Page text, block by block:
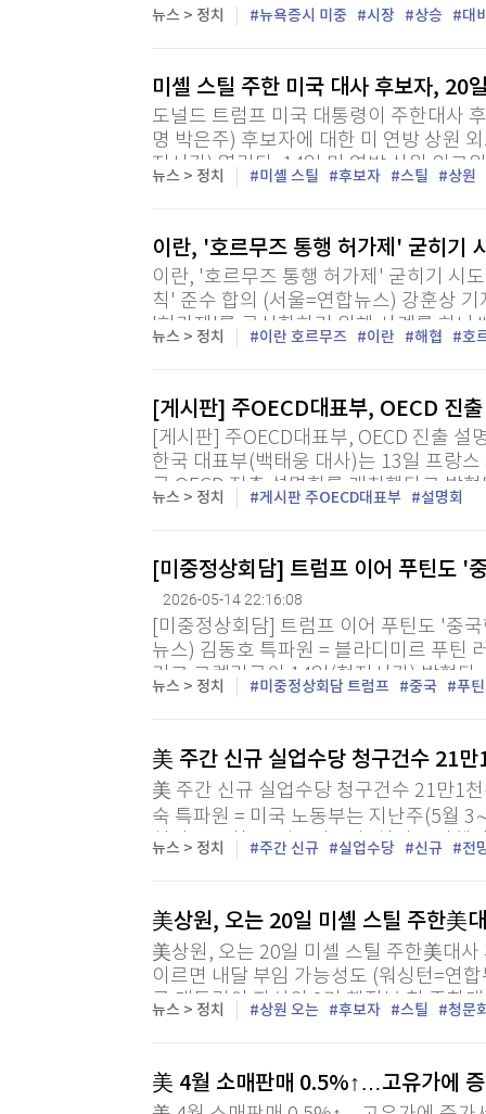
다. 14일(현지시간) 오전 9시 39분 현재
지수는 전장보다 290.66포인트(0.58%)
뉴스 > 정치 뉴욕증시 미중 시장 상승 대
미셸 스틸 주한 미국 대사 후보자, 20
도널드 트럼프 미국 대통령이 주한대사
명 박은주) 후보자에 대한 미 연방 상원
지시간) 열린다. 14일 미 연방 상원 외교
20일에 스틸 후보자를 비롯해 마이클 마
뉴스 > 정치 미셸 스틸 후보자 스틸 상원
이란, '호르무즈 통행 허가제' 굳히기
이란, '호르무즈 통행 허가제' 굳히기 시
칙' 준수 합의 (서울=연합뉴스) 강훈상
'허가제'를 공식화하기 위해 사례를 하나
으나 자유로운 통항이 가능해 전세계 에
뉴스 > 정치 이란 호르무즈 이란 해협 호
[게시판] 주OECD대표부, OECD 진
[게시판] 주OECD대표부, OECD 진출
한국 대표부(백태웅 대사)는 13일 프랑
로 OECD 진출 설명회를 개최했다고 밝
에는 총 300여명이 참가했다. (파리=연
뉴스 > 정치 게시판 주OECD대표부 설명회
[미중정상회담] 트럼프 이어 푸틴도
2026-05-14 22:16:08
[미중정상회담] 트럼프 이어 푸틴도 '중
뉴스) 김동호 특파원 = 블라디미르 푸틴
라고 크렘린궁이 14일(현지시간) 밝혔
크렘린궁 대변인은 브리핑에서 푸틴 대
뉴스 > 정치 미중정상회담 트럼프 중국 푸틴
美 주간 신규 실업수당 청구건수 21
美 주간 신규 실업수당 청구건수 21만1
숙 특파원 = 미국 노동부는 지난주(5월
천건으로 한 주 전보다 1만2천건 증가했
스가 집계한 전문가 전망치(20만5천건)
뉴스 > 정치 주간 신규 실업수당 신규 전
美상원, 오는 20일 미셸 스틸 주한美
美상원, 오는 20일 미셸 스틸 주한美대
이르면 내달 부임 가능성도 (워싱턴=연
국 대통령이 자신의 2기 행정부 첫 주한
한국명 박은주) 후보자의 인사 청문회
뉴스 > 정치 상원 오는 후보자 스틸 청문
美 4월 소매판매 0.5%↑…고유가에